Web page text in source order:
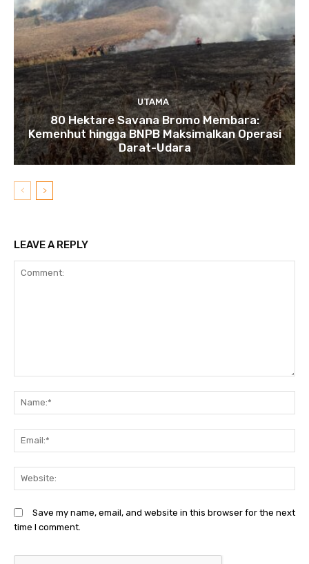
UTAMA
80 Hektare Savana Bromo Membara:
Kemenhut hingga BNPB Maksimalkan Operasi
Darat-Udara
LEAVE A REPLY
Save my name, email, and website in this browser for the next
time I comment.